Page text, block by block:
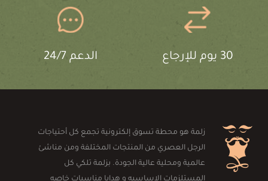
الدعم 24/7 30 يوم للإرجاع
زلمة هو محطة تسوق إلكترونية تجمع كل أحتياجات
الرجل العصري من المنتجات المختلفة ومن مناشئ
عالمية ومحلية عالية الجودة. بزلمة تلكي كل
المستلزمات الاساسيه و هدايا مناسبات خاصه